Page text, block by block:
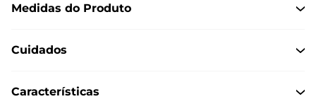
Medidas do Produto
Cuidados
Características